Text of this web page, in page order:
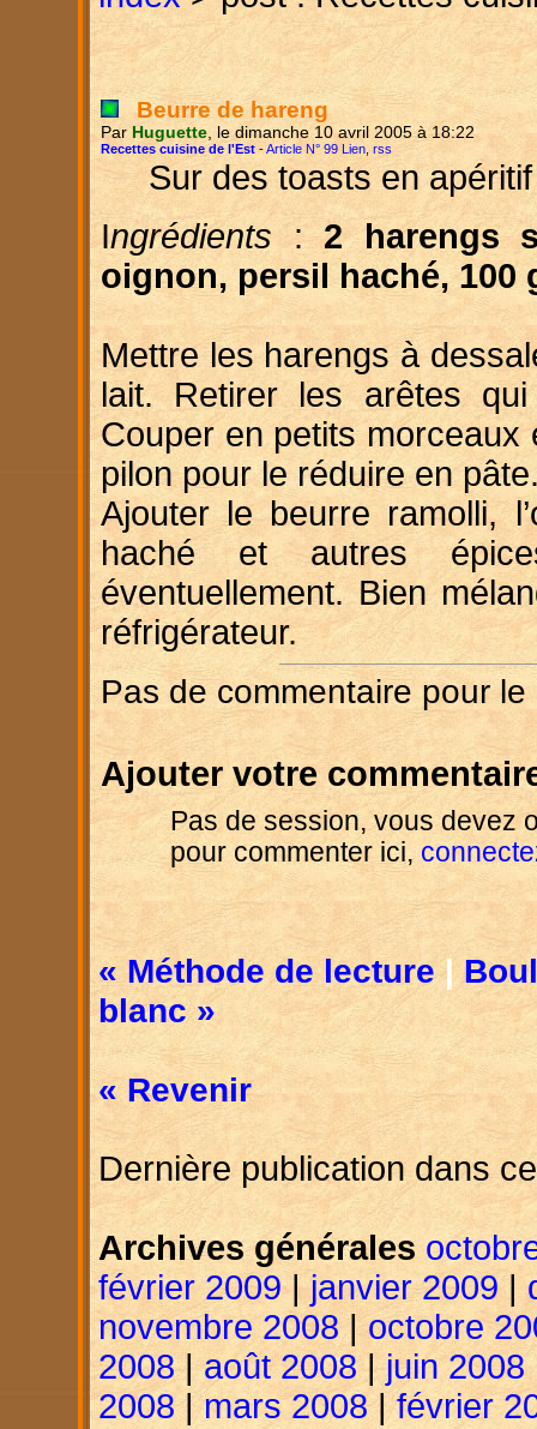
Beurre de hareng
Par Huguette , le dimanche 10 avril 2005 à 18:22
Recettes cuisine de l'Est -Article N° 99 Lien rss
Sur des toasts en apéritif
Ingrédients :2 harengs
oignon, persil haché, 100
Mettre les harengs à
lait. Retirer les arêtes qui
Couper en petits morceaux
pilon pour le réduire en
Ajouter le beurre ramolli,
haché et autres
éventuellement. Bien
réfrigérateur.
Pas de commentaire pour le
Ajouter votre
Pas de session, vous devez
pour commenter ici,
« Méthode de lecture|
blanc »
« Revenir
Dernière publication dans
Archives générales
février 2009| janvier 2009 |
novembre 2008|octobre
2008| août 2008 | juin 2008
2008 | mars 2008|février